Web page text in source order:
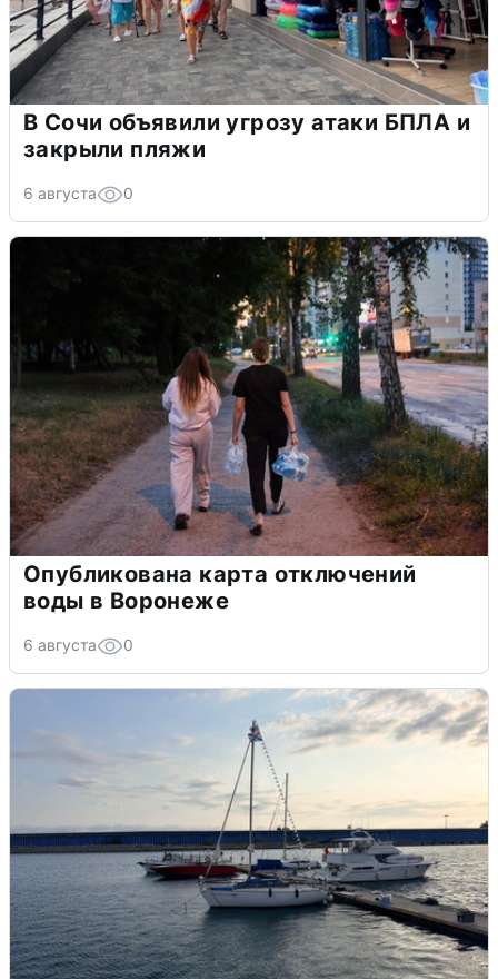
В Сочи объявили угрозу атаки БПЛА и
закрыли пляжи
6 августа 0
Опубликована карта отключений
воды в Воронеже
6 августа 0